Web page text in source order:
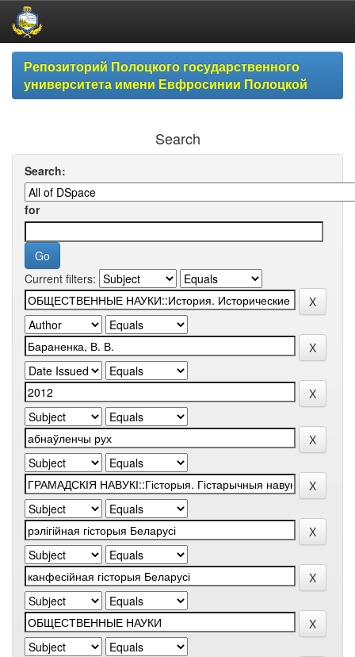
Skip
navigationРепозиторий Полоцкого государственного
университета имени Евфросинии Полоцкой
Search
Search:
for
Current filters: